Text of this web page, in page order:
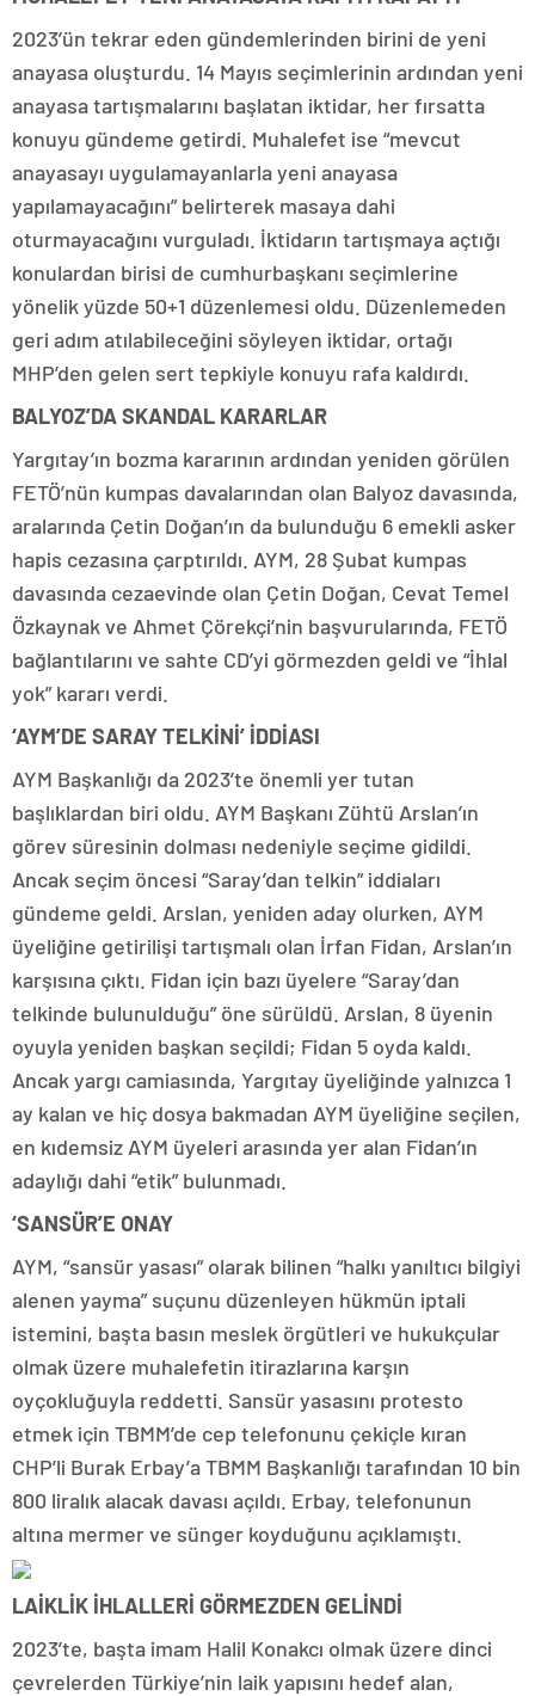
2023’ün tekrar eden gündemlerinden birini de yeni
anayasa oluşturdu. 14 Mayıs seçimlerinin ardından yeni
anayasa tartışmalarını başlatan iktidar, her fırsatta
konuyu gündeme getirdi. Muhalefet ise “mevcut
anayasayı uygulamayanlarla yeni anayasa
yapılamayacağını” belirterek masaya dahi
oturmayacağını vurguladı. İktidarın tartışmaya açtığı
konulardan birisi de cumhurbaşkanı seçimlerine
yönelik yüzde 50+1 düzenlemesi oldu. Düzenlemeden
geri adım atılabileceğini söyleyen iktidar, ortağı
MHP’den gelen sert tepkiyle konuyu rafa kaldırdı.
BALYOZ’DA SKANDAL KARARLAR
Yargıtay’ın bozma kararının ardından yeniden görülen
FETÖ’nün kumpas davalarından olan Balyoz davasında,
aralarında Çetin Doğan’ın da bulunduğu 6 emekli asker
hapis cezasına çarptırıldı. AYM, 28 Şubat kumpas
davasında cezaevinde olan Çetin Doğan, Cevat Temel
Özkaynak ve Ahmet Çörekçi’nin başvurularında, FETÖ
bağlantılarını ve sahte CD’yi görmezden geldi ve “İhlal
yok” kararı verdi.
‘AYM’DE SARAY TELKİNİ’ İDDİASI
AYM Başkanlığı da 2023’te önemli yer tutan
başlıklardan biri oldu. AYM Başkanı Zühtü Arslan’ın
görev süresinin dolması nedeniyle seçime gidildi.
Ancak seçim öncesi “Saray’dan telkin” iddiaları
gündeme geldi. Arslan, yeniden aday olurken, AYM
üyeliğine getirilişi tartışmalı olan İrfan Fidan, Arslan’ın
karşısına çıktı. Fidan için bazı üyelere “Saray’dan
telkinde bulunulduğu” öne sürüldü. Arslan, 8 üyenin
oyuyla yeniden başkan seçildi; Fidan 5 oyda kaldı.
Ancak yargı camiasında, Yargıtay üyeliğinde yalnızca 1
ay kalan ve hiç dosya bakmadan AYM üyeliğine seçilen,
en kıdemsiz AYM üyeleri arasında yer alan Fidan’ın
adaylığı dahi “etik” bulunmadı.
‘SANSÜR’E ONAY
AYM, “sansür yasası” olarak bilinen “halkı yanıltıcı bilgiyi
alenen yayma” suçunu düzenleyen hükmün iptali
istemini, başta basın meslek örgütleri ve hukukçular
olmak üzere muhalefetin itirazlarına karşın
oyçokluğuyla reddetti. Sansür yasasını protesto
etmek için TBMM’de cep telefonunu çekiçle kıran
CHP’li Burak Erbay’a TBMM Başkanlığı tarafından 10 bin
800 liralık alacak davası açıldı. Erbay, telefonunun
altına mermer ve sünger koyduğunu açıklamıştı.
LAİKLİK İHLALLERİ GÖRMEZDEN GELİNDİ
2023’te, başta imam Halil Konakcı olmak üzere dinci
çevrelerden Türkiye’nin laik yapısını hedef alan,